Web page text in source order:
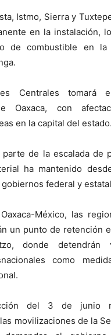
Istmo, Sierra y
en la instalación,
de combustible en
Centrales tomará
Oaxaca, con
en la capital del estado.
parte de la escalada de
ha mantenido
federal y
México, las
un punto de retención
donde detendrán
como
del 3 de junio
movilizaciones de la